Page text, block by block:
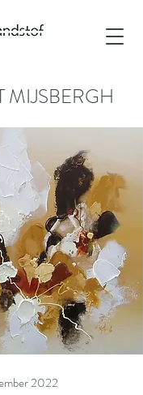
MIJSBERGH
2022